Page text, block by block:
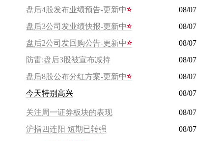
盘后4股发布业绩预告-更新中
08/07
盘后3公司发业绩快报-更新中
08/07
盘后2公司发回购公告-更新中
08/07
防雷:盘后3股被宣布减持
08/07
盘后8股公布分红方案-更新中
08/07
今天特别 高兴 08/07
关注周一证券板块的表现
08/07
沪指四连阳 短期已转强
08/07